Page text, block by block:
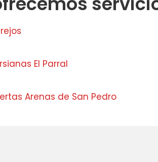
El Parral
Arenas de San Pedro